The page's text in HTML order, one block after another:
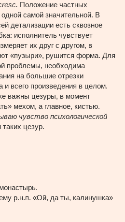
. Положение частных
самой значительной. В
детализации есть сквозное
исполнитель чувствует
их друг с другом, в
«пузыри», рушится форма. Для
проблемы, необходима
на большие отрезки
и всего произведения в целом.
важны цезуры, в момент
мехом, а главное, кистью.
чувство психологической
таких цезур.
р.н.п. «Ой, да ты, калинушка»